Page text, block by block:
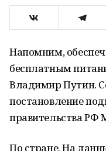
Напомним,
бесплатным
Владимир Путин.
постановление
правительства
По стране. На